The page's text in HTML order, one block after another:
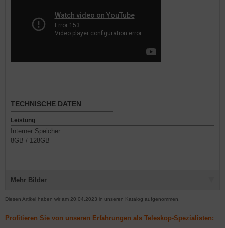
TECHNISCHE DATEN
Leistung
Interner Speicher
8GB / 128GB
Mehr Bilder
Diesen Artikel haben wir am 20.04.2023 in unseren Katalog aufgenommen.
Profitieren Sie von unseren Erfahrungen als Teleskop-Spezialisten: